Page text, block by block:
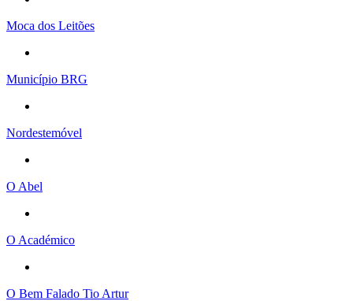
Moca dos Leitões
Município BRG
Nordestemóvel
O Abel
O Académico
O Bem Falado Tio Artur